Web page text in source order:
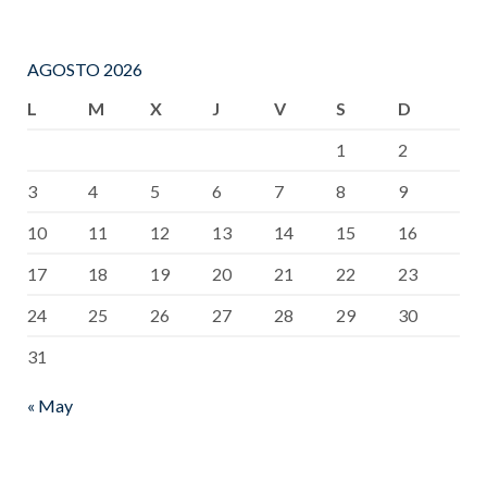
AGOSTO 2026
L
M X J V S
D
1
2
3
4 5 6 7 8
9
10
11 12 13 14 15
16
17
18 19 20 21 22
23
24
25 26 27 28 29
30
31
« May